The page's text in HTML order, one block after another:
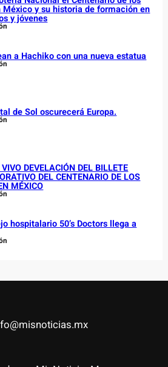
México y su historia de formación en
y jóvenes
a Hachiko con una nueva estatua
de Sol oscurecerá Europa.
DEVELACIÓN DEL BILLETE
DEL CENTENARIO DE LOS
MÉXICO
hospitalario 50’s Doctors llega a